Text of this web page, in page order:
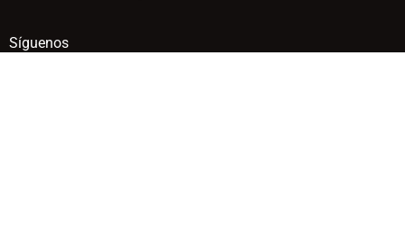
Síguenos